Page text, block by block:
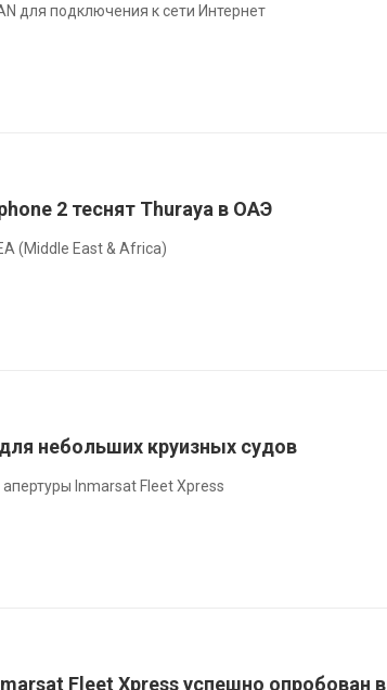
для подключения к сети Интернет
2 теснят Thuraya в ОАЭ
(Middle East & Africa)
небольших круизных судов
Inmarsat Fleet Xpress
Fleet Xpress успешно опробован в